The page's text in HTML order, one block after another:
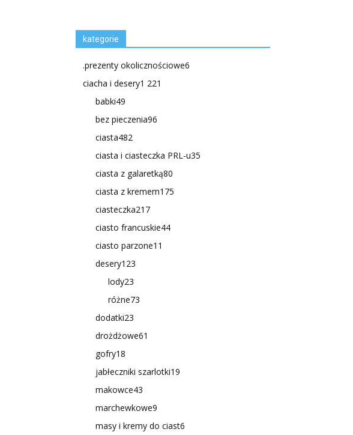
kategorie
.prezenty okolicznościowe6
ciacha i desery1 221
babki49
bez pieczenia96
ciasta482
ciasta i ciasteczka PRL-u35
ciasta z galaretką80
ciasta z kremem175
ciasteczka217
ciasto francuskie44
ciasto parzone11
desery123
lody23
różne73
dodatki23
drożdżowe61
gofry18
jabłeczniki szarlotki19
makowce43
marchewkowe9
masy i kremy do ciast6